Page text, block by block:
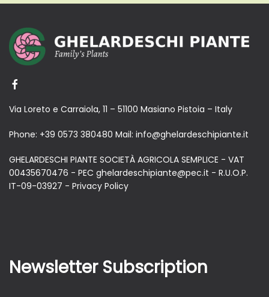
Via Loreto e Carraiola, 11 – 51100 Masiano Pistoia – Italy
Phone: +39 0573 380480 Mail: info@ghelardeschipiante.it
GHELARDESCHI PIANTE SOCIETÀ AGRICOLA SEMPLICE - VAT
00435670476 - PEC ghelardeschipiante@pec.it - R.U.O.P.
IT-09-03927 - Privacy Policy
Newsletter Subscription